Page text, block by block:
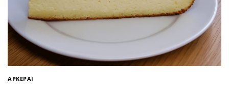
APKEPAI